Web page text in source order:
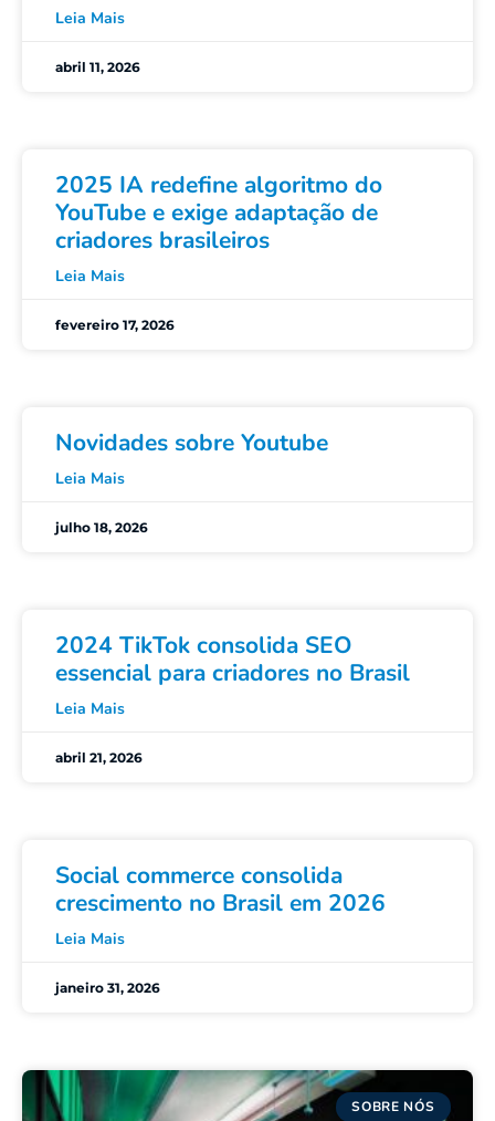
Leia Mais
abril 11, 2026
2025 IA redefine algoritmo do
YouTube e exige adaptação de
criadores brasileiros
Leia Mais
fevereiro 17, 2026
Novidades sobre Youtube
Leia Mais
julho 18, 2026
2024 TikTok consolida SEO
essencial para criadores no Brasil
Leia Mais
abril 21, 2026
Social commerce consolida
crescimento no Brasil em 2026
Leia Mais
janeiro 31, 2026
SOBRE NÓS